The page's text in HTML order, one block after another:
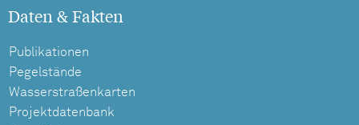
Daten & Fakten
Publikationen
Pegelstände
Wasserstraßenkarten
Projektdatenbank